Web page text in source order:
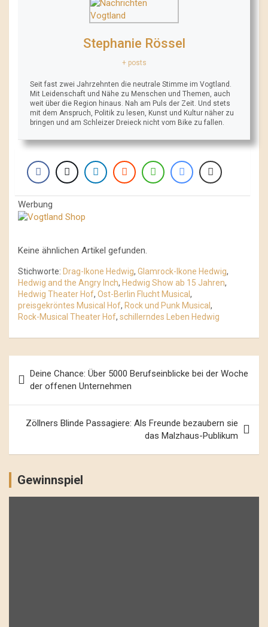
Stephanie Rössel
+ posts
Seit fast zwei Jahrzehnten die neutrale Stimme im Vogtland.
Mit Leidenschaft und Nähe zu Menschen und Themen, auch
weit über die Region hinaus. Nah am Puls der Zeit. Und stets
mit dem Anspruch, Politik zu lesen, Kunst und Kultur näher zu
bringen und am Schleizer Dreieck nicht vom Bike zu fallen.
Werbung
Keine ähnlichen Artikel gefunden.
Stichworte: Drag-Ikone Hedwig, Glamrock-Ikone Hedwig,
Hedwig and the Angry Inch, Hedwig Show ab 15 Jahren,
Hedwig Theater Hof, Ost-Berlin Flucht Musical,
preisgekröntes Musical Hof, Rock und Punk Musical,
Rock-Musical Theater Hof, schillerndes Leben Hedwig
Navigation
Deine Chance: Über 5000 Berufseinblicke bei der Woche
der offenen Unternehmen
Zöllners Blinde Passagiere: Als Freunde bezaubern sie
das Malzhaus-Publikum
Gewinnspiel